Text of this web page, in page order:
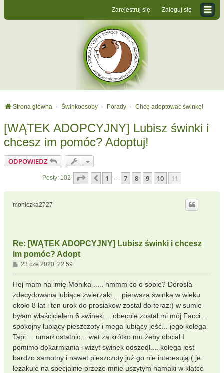
Zaloguj się
Zarejestruj się
Strona główna Świnkoosoby Porady Chcę adoptować świnkę!
[WĄTEK ADOPCYJNY] Lubisz świnki i
chcesz im pomóc? Adoptuj!
ODPOWIEDZ
Posty: 102 Strona 11z 11
Poprzednia
1 … 7 8 9 10 11
moniczka2727
Re: [WĄTEK ADOPCYJNY] Lubisz świnki i chcesz
im pomóc? Adopt
P
o
s
t
23 cze 2020, 22:59
Hej mam na imię Monika ..... hmmm co o sobie? Dorosła
zdecydowana lubiące zwierzaki ... pierwsza świnka w wieku
około 8 lat i ten urok do prosiakow został do teraz:) w sumie
byłam właścicielem 6 swinek.... obecnie został mi mój Facci....
spokojny lubiący pieszczoty i mega lubiący jeść... jego kolega
Tapi.... umarł ostatnio... wet za krótko mu żeby obcial I
pomimo dokarmiania i wizyt swinek odszedł.... kolega jest
bardzo samotny i nawet pieszczoty już go nie interesują:( je
lezakuje na specjalnie przeze mnie uszytym hamaki w klatce